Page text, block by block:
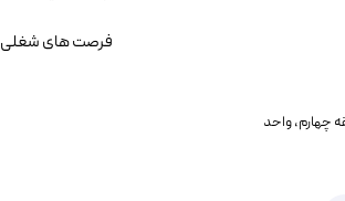
خیابان بنی هاشم پلاک ۲۰۲ ، طبقه چهارم، واحد
فرصت های شغلی